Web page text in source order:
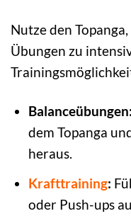
Nutze den
Übungen zu
Balanceübungen:
dem Topanga
heraus.
Krafttraining:
oder Push-ups